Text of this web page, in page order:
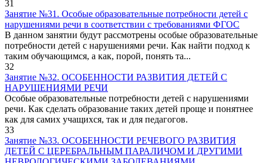
31
Занятие №31. Особые образовательные потребности детей с
нарушениями речи в соответствии с требованиями ФГОС
В данном занятии будут рассмотрены особые образовательные
потребности детей с нарушениями речи. Как найти подход к
таким обучающимся, а как, порой, понять та...
32
Занятие №32. ОСОБЕННОСТИ РАЗВИТИЯ ДЕТЕЙ С
НАРУШЕНИЯМИ РЕЧИ
Особые образовательные потребности детей с нарушениями
речи. Как сделать образование таких детей проще и понятнее
как для самих учащихся, так и для педагогов.
33
Занятие №33. ОСОБЕННОСТИ РЕЧЕВОГО РАЗВИТИЯ
ДЕТЕЙ С ЦЕРЕБРАЛЬНЫМ ПАРАЛИЧОМ И ДРУГИМИ